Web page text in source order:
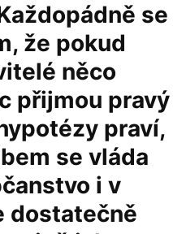
se
že pokud
něco
přijmou pravý
praví,
se vláda
i v
dostatečně